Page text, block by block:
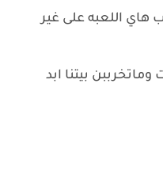
هاي اللعبه على غير
بيتنا ابد